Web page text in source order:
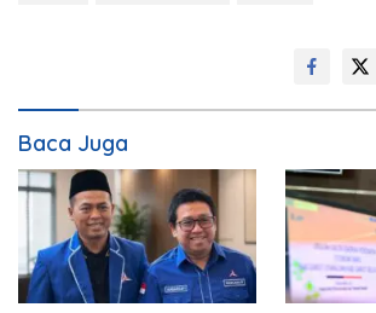
Baca Juga